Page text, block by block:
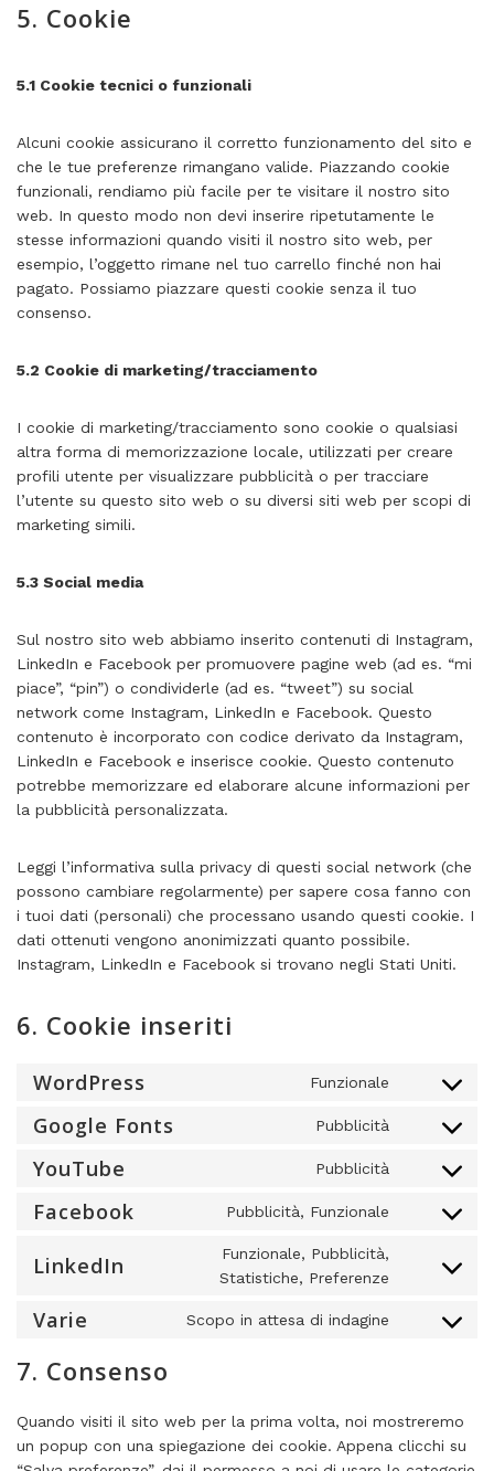
5. Cookie
5.1 Cookie tecnici o funzionali
Alcuni cookie assicurano il corretto funzionamento del sito e
che le tue preferenze rimangano valide. Piazzando cookie
funzionali, rendiamo più facile per te visitare il nostro sito
web. In questo modo non devi inserire ripetutamente le
stesse informazioni quando visiti il nostro sito web, per
esempio, l’oggetto rimane nel tuo carrello finché non hai
pagato. Possiamo piazzare questi cookie senza il tuo
consenso.
5.2 Cookie di marketing/tracciamento
I cookie di marketing/tracciamento sono cookie o qualsiasi
altra forma di memorizzazione locale, utilizzati per creare
profili utente per visualizzare pubblicità o per tracciare
l’utente su questo sito web o su diversi siti web per scopi di
marketing simili.
5.3 Social media
Sul nostro sito web abbiamo inserito contenuti di Instagram,
LinkedIn e Facebook per promuovere pagine web (ad es. “mi
piace”, “pin”) o condividerle (ad es. “tweet”) su social
network come Instagram, LinkedIn e Facebook. Questo
contenuto è incorporato con codice derivato da Instagram,
LinkedIn e Facebook e inserisce cookie. Questo contenuto
potrebbe memorizzare ed elaborare alcune informazioni per
la pubblicità personalizzata.
Leggi l’informativa sulla privacy di questi social network (che
possono cambiare regolarmente) per sapere cosa fanno con
i tuoi dati (personali) che processano usando questi cookie. I
dati ottenuti vengono anonimizzati quanto possibile.
Instagram, LinkedIn e Facebook si trovano negli Stati Uniti.
6. Cookie inseriti
WordPress Funzionale
Consent
service
wordpress
Google Fonts Pubblicità
Consent
service
google-
YouTube Pubblicità
Consent
service
Facebook Pubblicità, Funzionale
Consent
service
LinkedIn
Funzionale, Pubblicità,
Statistiche, Preferenze
Consent
service
Varie Scopo in attesa di indagine
Consent
7. Consenso
Quando visiti il sito web per la prima volta, noi mostreremo
un popup con una spiegazione dei cookie. Appena clicchi su